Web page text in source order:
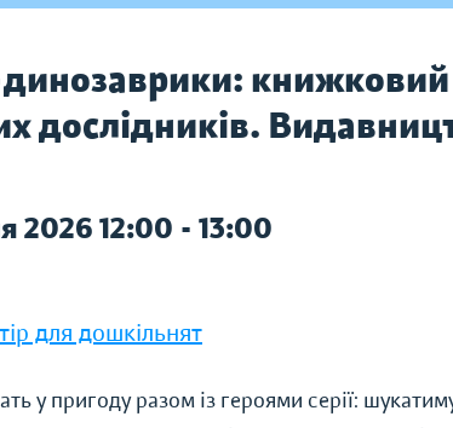
книжковий
дослідників.
2026 12:00 - 13:00
для дошкільнят
у пригоду разом із героями серії: